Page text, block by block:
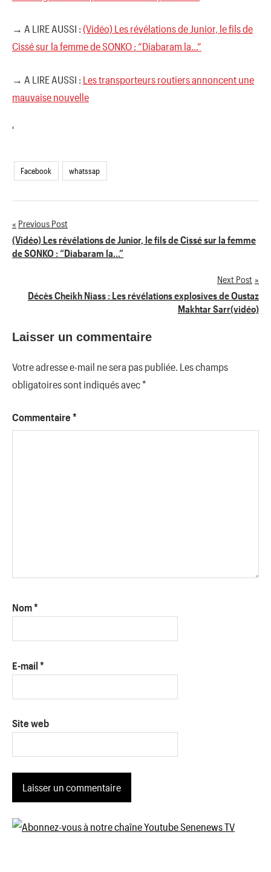
→ A LIRE AUSSI : (Vidéo) Les révélations de Junior, le fils de
Cissé sur la femme de SONKO : “Diabaram la…”
→ A LIRE AUSSI : Les transporteurs routiers annoncent une
mauvaise nouvelle
'
Facebook whatssap
Navigation
de
Previous Post
(Vidéo) Les révélations de Junior, le fils de Cissé sur la femme
de SONKO : “Diabaram la…”
Next Post
Décès Cheikh Niass : Les révélations explosives de Oustaz
Makhtar Sarr(vidéo)
Laisser un commentaire
Votre adresse e-mail ne sera pas publiée. Les champs
obligatoires sont indiqués avec*
Commentaire *
Nom*
E-mail *
Site web